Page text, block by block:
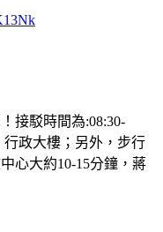
接駁時間為:08:30-
行政大樓；另外，步行
心大約10-15分鐘，蔣